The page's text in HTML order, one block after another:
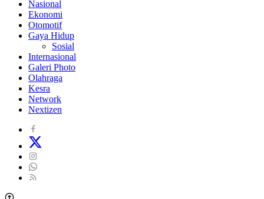
Nasional
Ekonomi
Otomotif
Gaya Hidup
Sosial
Internasional
Galeri Photo
Olahraga
Kesra
Network
Nextizen